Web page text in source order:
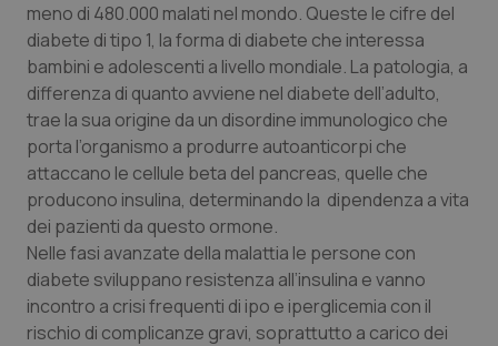
Abruzzo
Basilicata
Calabria
Campania
Emilia-Romagna
Friuli Venezia Giulia
QS Pro Gold
Artrite & artrosi
Asma & BPCO
Car-T
Colesterolo & coronaropatie
Dermatite Atopica
QS Club Newsletter
meno di 480.000 malati nel mondo. Queste le cifre del
diabete di tipo 1, la forma di diabete che interessa
bambini e adolescenti a livello mondiale. La patologia, a
differenza di quanto avviene nel diabete dell’adulto,
trae la sua origine da un disordine immunologico che
porta l’organismo a produrre autoanticorpi che
attaccano le cellule beta del pancreas, quelle che
producono insulina, determinando la dipendenza a vita
dei pazienti da questo ormone.
Nelle fasi avanzate della malattia le persone con
diabete sviluppano resistenza all’insulina e vanno
incontro a crisi frequenti di ipo e iperglicemia con il
rischio di complicanze gravi, soprattutto a carico dei